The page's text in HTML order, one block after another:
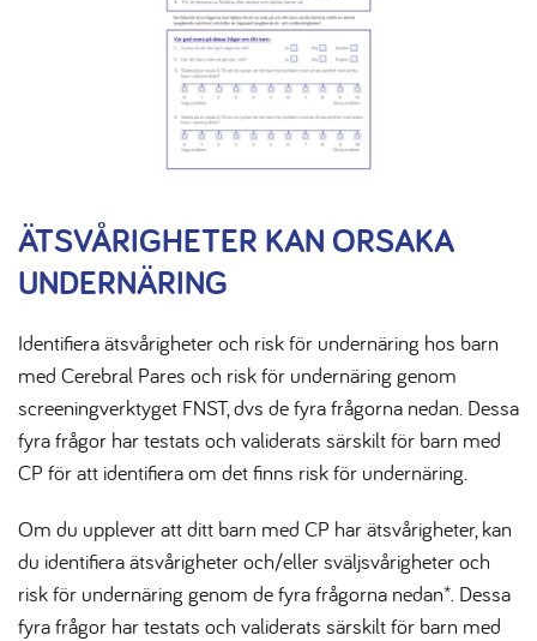
ÄTSVÅRIGHETER KAN ORSAKA
UNDERNÄRING
Identifiera ätsvårigheter och risk för undernäring hos barn
med Cerebral Pares och risk för undernäring genom
screeningverktyget FNST, dvs de fyra frågorna nedan. Dessa
fyra frågor har testats och validerats särskilt för barn med
CP för att identifiera om det finns risk för undernäring.
Om du upplever att ditt barn med CP har ätsvårigheter, kan
du identifiera ätsvårigheter och/eller sväljsvårigheter och
risk för undernäring genom de fyra frågorna nedan*. Dessa
fyra frågor har testats och validerats särskilt för barn med